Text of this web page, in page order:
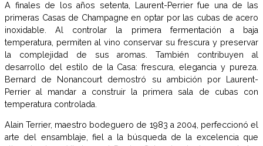
A finales de los años setenta, Laurent-Perrier fue una de las
primeras Casas de Champagne en optar por las cubas de acero
inoxidable. Al controlar la primera fermentación a baja
temperatura, permiten al vino conservar su frescura y preservar
la complejidad de sus aromas. También contribuyen al
desarrollo del estilo de la Casa: frescura, elegancia y pureza.
Bernard de Nonancourt demostró su ambición por Laurent-
Perrier al mandar a construir la primera sala de cubas con
temperatura controlada.
Alain Terrier, maestro bodeguero de 1983 a 2004, perfeccionó el
arte del ensamblaje, fiel a la búsqueda de la excelencia que